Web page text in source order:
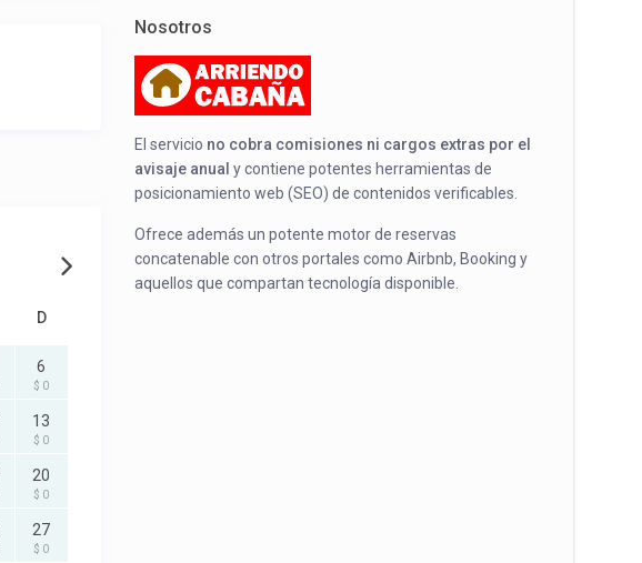
D
6
$ 0
13
$ 0
20
$ 0
27
$ 0
Nosotros
El servicio no cobra comisiones ni cargos extras por el
avisaje anual y contiene potentes herramientas de
posicionamiento web (SEO) de contenidos verificables.
Ofrece además un potente motor de reservas
concatenable con otros portales como Airbnb, Booking y
aquellos que compartan tecnología disponible.